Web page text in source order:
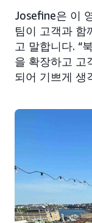
Josefine은 이
팀이 고객과 함
고 말합니다. “
을 확장하고 고
되어 기쁘게 생